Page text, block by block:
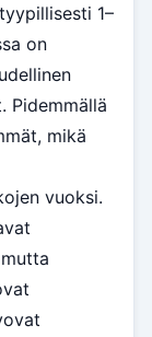
1–
on
Pidemmällä
mikä
vuoksi.